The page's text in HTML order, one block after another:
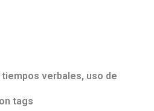
verbales, uso de
tags